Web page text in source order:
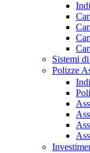
Sistemi
Polizze